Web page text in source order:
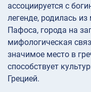
ассоциируется с
легенде, родилась
Пафоса, города на
мифологическая
значимое место в
способствует
Грецией.